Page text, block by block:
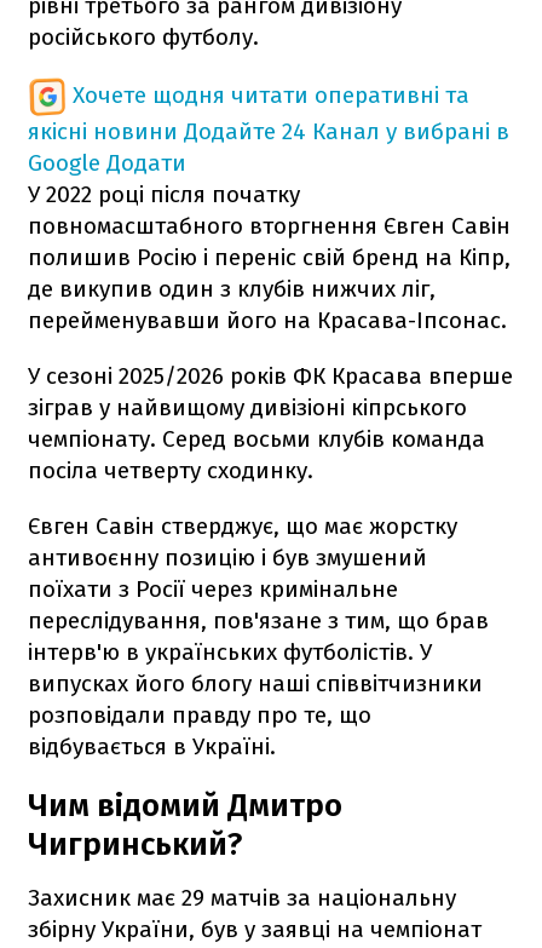
російського футболу.
Хочете щодня читати оперативні та
якісні новини Додайте 24 Канал у вибрані в
Google Додати
У 2022 році після початку
повномасштабного вторгнення Євген Савін
полишив Росію і переніс свій бренд на Кіпр,
де викупив один з клубів нижчих ліг,
перейменувавши його на Красава-Іпсонас.
У сезоні 2025/2026 років ФК Красава вперше
зіграв у найвищому дивізіоні кіпрського
чемпіонату. Серед восьми клубів команда
посіла четверту сходинку.
Євген Савін стверджує, що має жорстку
антивоєнну позицію і був змушений
поїхати з Росії через кримінальне
переслідування, пов'язане з тим, що брав
інтерв'ю в українських футболістів. У
випусках його блогу наші співвітчизники
розповідали правду про те, що
відбувається в Україні.
Чим відомий Дмитро
Чигринський?
Захисник має 29 матчів за національну
збірну України, був у заявці на чемпіонат